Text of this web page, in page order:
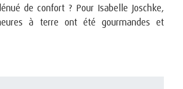
de confort ? Pour Isabelle Joschke,
à terre ont été gourmandes et